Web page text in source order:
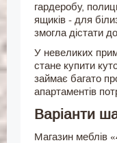
гардеробу,
ящиків - для
змогла дістати
У невеликих
стане купити
займає багато
апартаментів
Варіанти
Магазин меблів